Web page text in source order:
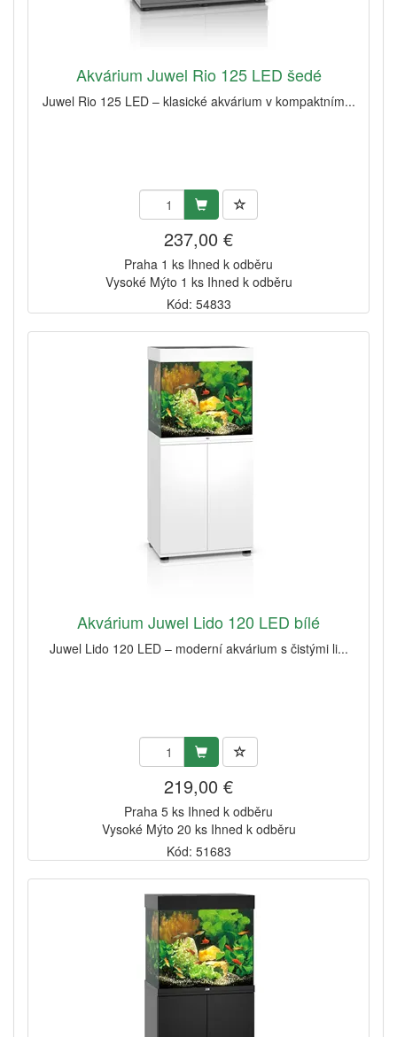
Akvárium Juwel Rio 125 LED šedé
Juwel Rio 125 LED – klasické akvárium v kompaktním...
237,00 €
Praha 1 ks Ihned k odběru
Vysoké Mýto 1 ks Ihned k odběru
Kód: 54833
Akvárium Juwel Lido 120 LED bílé
Juwel Lido 120 LED – moderní akvárium s čistými li...
219,00 €
Praha 5 ks Ihned k odběru
Vysoké Mýto 20 ks Ihned k odběru
Kód: 51683